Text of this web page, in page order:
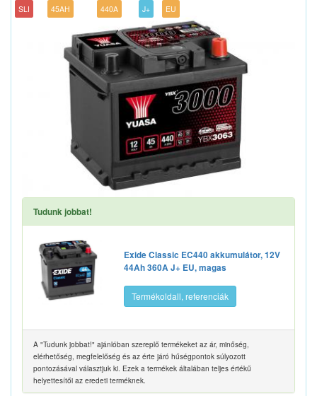
SLI 45AH 440A J+ EU
Tudunk jobbat!
Exide Classic EC440 akkumulátor, 12V
44Ah 360A J+ EU, magas
Termékoldall, referenciák
A "Tudunk jobbat!" ajánlóban szereplő termékeket az ár, minőség,
elérhetőség, megfelelőség és az érte járó hűségpontok súlyozott
pontozásával választjuk ki. Ezek a termékek általában teljes értékű
helyettesítői az eredeti terméknek.